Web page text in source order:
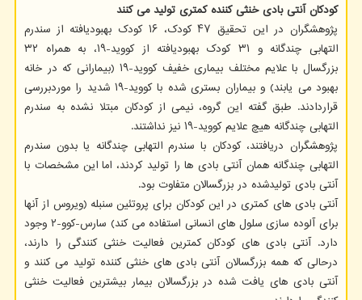
کودکان آنتی بادی خنثی کننده کمتری تولید می کنند
پژوهشگران در این تحقیق ۴۷ کودک، ۱۶ کودک بهبودیافته از سندرم
التهابی چندگانه و ۳۱ کودک بهبودیافته از کووید-۱۹، به همراه ۳۲
بزرگسال با علایم مختلف بیماری خفیف کووید-۱۹ (بیمارانی که در خانه
بهبود می یابند) و بیماران بستری شده با کووید-۱۹ شدید را موردبررسی
قراردادند. طبق گفته این گروه، نیمی از کودکان مبتلا نشده به سندرم
التهابی چندگانه هیچ علایم کووید-۱۹ نیز نداشتند.
پژوهشگران دریافتند، کودکان با سندرم التهابی چندگانه یا بدون سندرم
التهابی چندگانه همان آنتی بادی ها را تولید کردند، اما این مشخصات با
آنتی بادی تولیدشده در بزرگسالان متفاوت بود.
آنتی بادی های کمتری در این کودکان برای پروتئین سنبله (ویروس از آنها
برای آلوده سازی سلول های انسانی استفاده می کند) سارس-کوو-۲ وجود
دارد. آنتی بادی های کودکان کمترین فعالیت خنثی کنندگی را دارند،
درحالی که همه بزرگسالان آنتی بادی های خنثی کننده تولید می کنند و
آنتی بادی های یافت شده در بزرگسالان بیمار بیشترین فعالیت خنثی